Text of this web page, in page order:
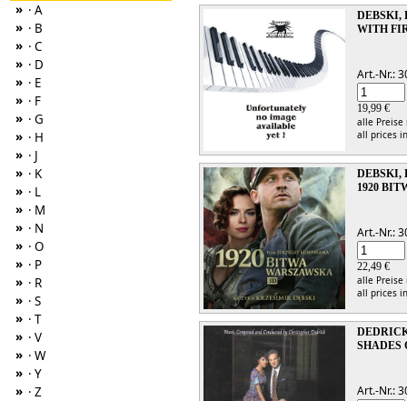
» · A
» · B
» · C
» · D
» · E
» · F
» · G
» · H
» · J
» · K
» · L
» · M
» · N
» · O
» · P
» · R
» · S
» · T
» · V
» · W
» · Y
» · Z
DEBSKI,
WITH
Art.-Nr.:
19,99 €
alle
all prices
DEBSKI,
1920
Art.-Nr.:
22,49 €
alle
all prices
SHADES
Art.-Nr.: